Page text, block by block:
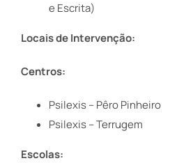
e Escrita)
Locais de Intervenção:
Centros:
Psilexis – Pêro Pinheiro
Psilexis – Terrugem
Escolas: